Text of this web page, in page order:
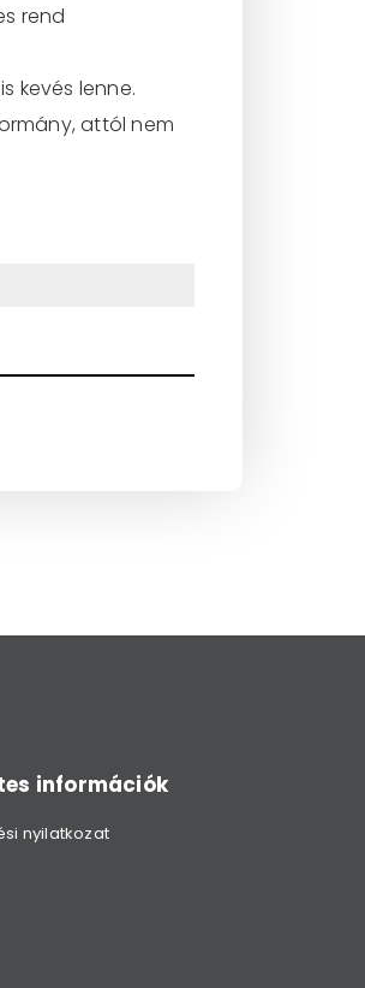
rend
kevés lenne.
attól nem
információk
nyilatkozat